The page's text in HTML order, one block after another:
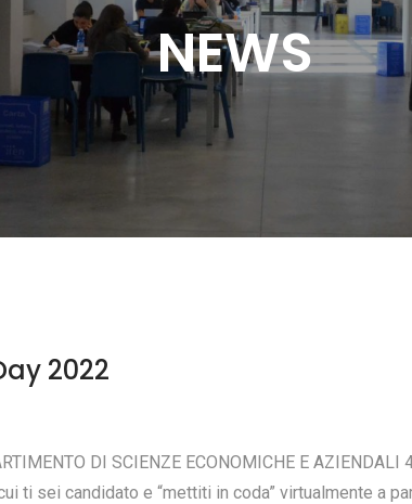
NEWS
2022
DI SCIENZE ECONOMICHE E AZIENDALI
ti sei candidato e “mettiti in coda” virtualmente a